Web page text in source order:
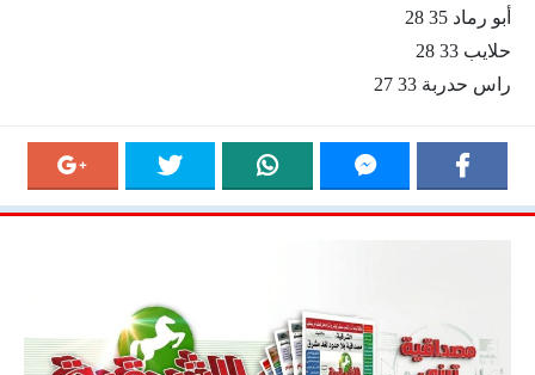
أبو رماد 35 28
حلايب 33 28
راس حدربة 33 27